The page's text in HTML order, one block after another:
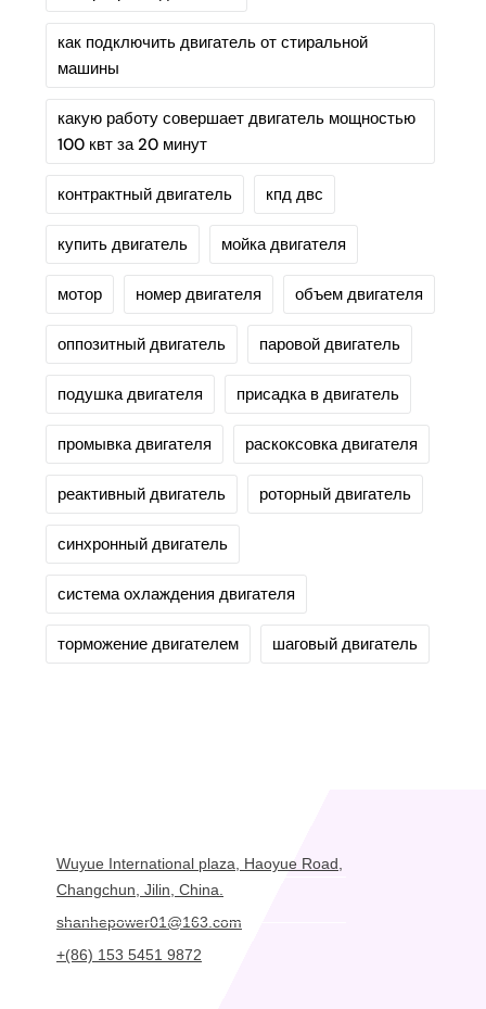
как подключить двигатель от стиральной
машины
какую работу совершает двигатель мощностью
100 квт за 20 минут
контрактный двигатель кпд двс
купить двигатель мойка двигателя
мотор номер двигателя объем двигателя
оппозитный двигатель паровой двигатель
подушка двигателя присадка в двигатель
промывка двигателя раскоксовка двигателя
реактивный двигатель роторный двигатель
синхронный двигатель
система охлаждения двигателя
торможение двигателем шаговый двигатель
Wuyue International plaza, Haoyue Road,
Changchun, Jilin, China.
shanhepower01@163.com
+(86) 153 5451 9872